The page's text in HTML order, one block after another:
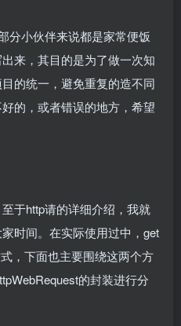
分小伙伴来说都是家常便饭
来，其目的是为了做一次知
的统一，避免重复的造不同
的，或者错误的地方，希望
于http请的详细介绍，我就
时间。在实际使用过中，get
，下面也主要围绕这两个方
的封装进行分